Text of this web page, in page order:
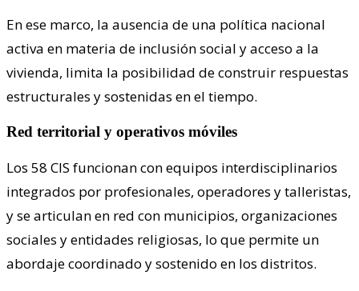
En ese marco, la ausencia de una política nacional
activa en materia de inclusión social y acceso a la
vivienda, limita la posibilidad de construir respuestas
estructurales y sostenidas en el tiempo.
Red territorial y operativos móviles
Los 58 CIS funcionan con equipos interdisciplinarios
integrados por profesionales, operadores y talleristas,
y se articulan en red con municipios, organizaciones
sociales y entidades religiosas, lo que permite un
abordaje coordinado y sostenido en los distritos.